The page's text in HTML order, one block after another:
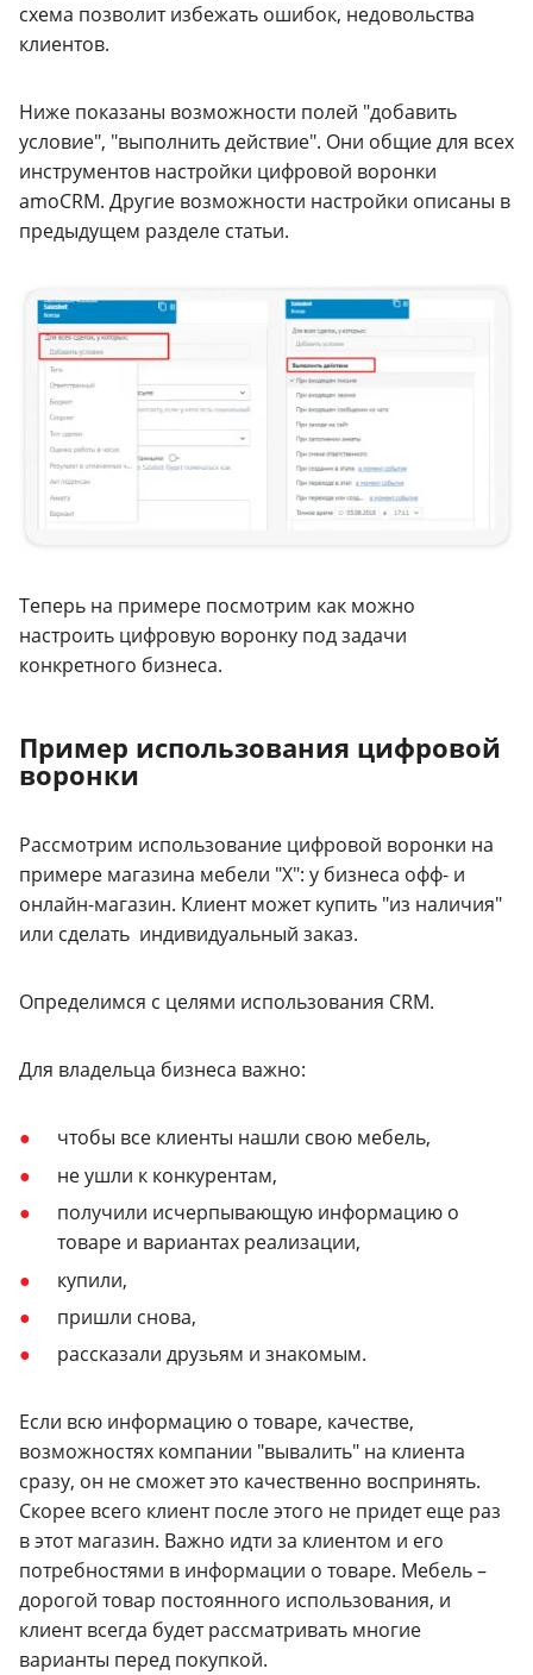
схема позволит избежать ошибок, недовольства
клиентов.
Ниже показаны возможности полей "добавить
условие", "выполнить действие". Они общие для всех
инструментов настройки цифровой воронки
amoCRM. Другие возможности настройки описаны в
предыдущем разделе статьи.
Теперь на примере посмотрим как можно
настроить цифровую воронку под задачи
конкретного бизнеса.
Пример использования цифровой
воронки
Рассмотрим использование цифровой воронки на
примере магазина мебели "Х": у бизнеса офф- и
онлайн-магазин. Клиент может купить "из наличия"
или сделать индивидуальный заказ.
Определимся с целями использования CRM.
Для владельца бизнеса важно:
чтобы все клиенты нашли свою мебель,
не ушли к конкурентам,
получили исчерпывающую информацию о
товаре и вариантах реализации,
купили,
пришли снова,
рассказали друзьям и знакомым.
Если всю информацию о товаре, качестве,
возможностях компании "вывалить" на клиента
сразу, он не сможет это качественно воспринять.
Скорее всего клиент после этого не придет еще раз
в этот магазин. Важно идти за клиентом и его
потребностями в информации о товаре. Мебель –
дорогой товар постоянного использования, и
клиент всегда будет рассматривать многие
варианты перед покупкой.